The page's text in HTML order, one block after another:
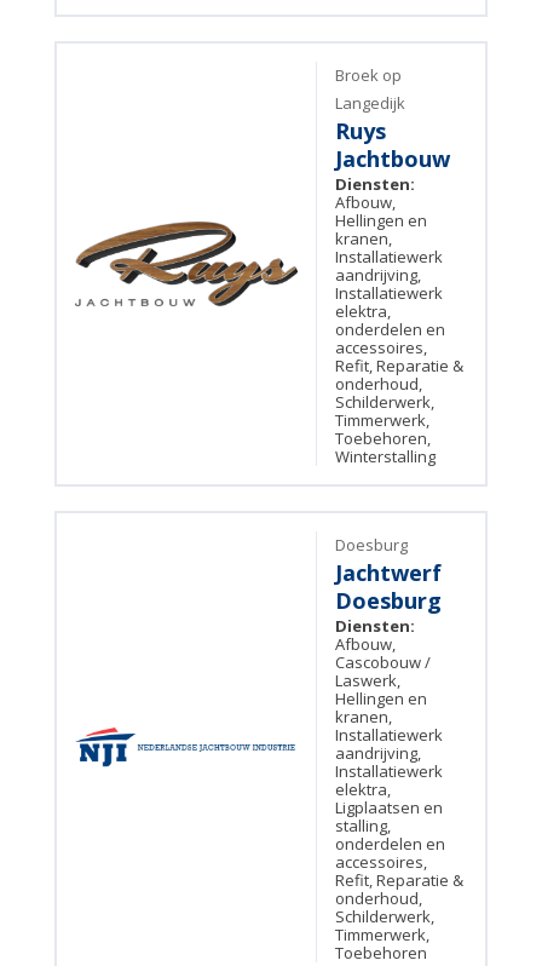
Broek op
Langedijk
Ruys
Jachtbouw
Diensten:
Afbouw,
Hellingen en
kranen,
Installatiewerk
aandrijving,
Installatiewerk
elektra,
onderdelen en
accessoires,
Refit, Reparatie &
onderhoud,
Schilderwerk,
Timmerwerk,
Toebehoren,
Winterstalling
Doesburg
Jachtwerf
Doesburg
Diensten:
Afbouw,
Cascobouw /
Laswerk,
Hellingen en
kranen,
Installatiewerk
aandrijving,
Installatiewerk
elektra,
Ligplaatsen en
stalling,
onderdelen en
accessoires,
Refit, Reparatie &
onderhoud,
Schilderwerk,
Timmerwerk,
Toebehoren